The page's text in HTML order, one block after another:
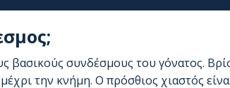
βασικούς συνδέσμους του γόνατος.
την κνήμη. Ο πρόσθιος χιαστός